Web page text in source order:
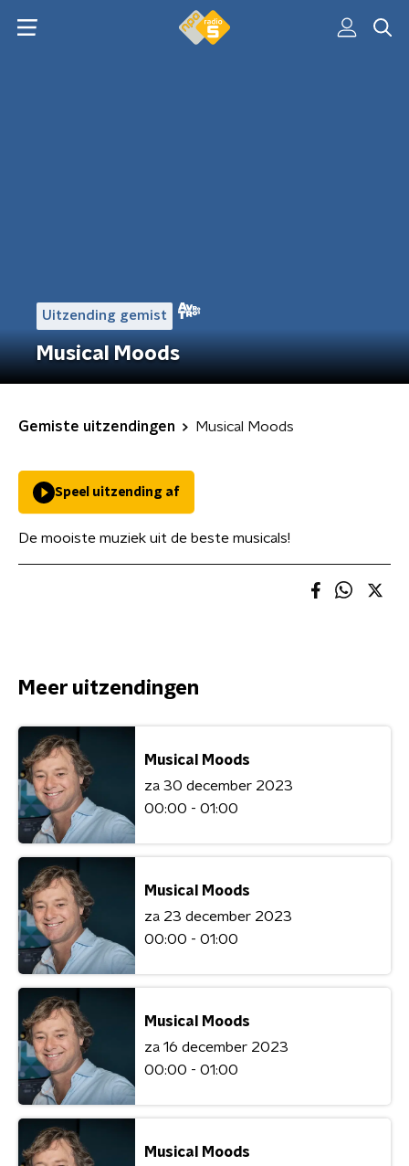
Uitzending gemist
Musical Moods
Gemiste uitzendingen Musical Moods
Speel uitzending af
De mooiste muziek uit de beste musicals!
Meer uitzendingen
Musical Moods
za 30 december 2023
00:00 - 01:00
Musical Moods
za 23 december 2023
00:00 - 01:00
Musical Moods
za 16 december 2023
00:00 - 01:00
Musical Moods